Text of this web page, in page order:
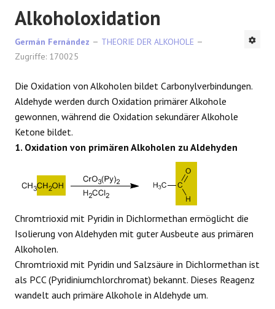
Alkoholoxidation
Germán Fernández
THEORIE DER ALKOHOLE
Zugriffe: 170025
Die Oxidation von Alkoholen bildet Carbonylverbindungen.
Aldehyde werden durch Oxidation primärer Alkohole
gewonnen, während die Oxidation sekundärer Alkohole
Ketone bildet.
1. Oxidation von primären Alkoholen zu Aldehyden
Chromtrioxid mit Pyridin in Dichlormethan ermöglicht die
Isolierung von Aldehyden mit guter Ausbeute aus primären
Alkoholen.
Chromtrioxid mit Pyridin und Salzsäure in Dichlormethan ist
als PCC (Pyridiniumchlorchromat) bekannt. Dieses Reagenz
wandelt auch primäre Alkohole in Aldehyde um.